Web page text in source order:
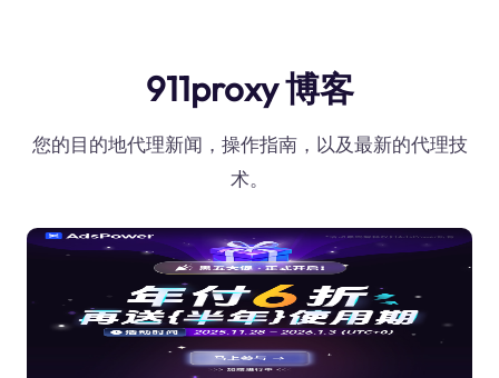
911proxy 博客
您的目的地代理新闻，操作指南，以及最新的代理技
术。